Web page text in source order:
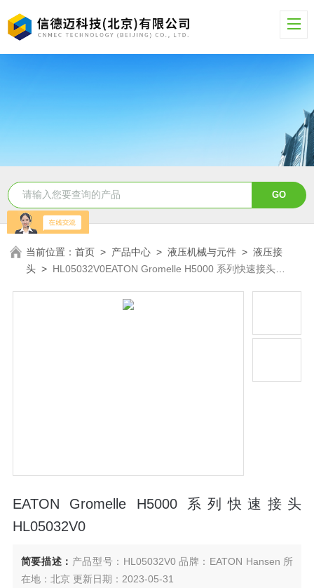
当前位置：首页 > 产品中心 >液压机械与元件 >液压接
头 > HL05032V0EATON Gromelle H5000 系列快速接头
EATON Gromelle H5000 系列快速接头
HL05032V0
简要描述： 产品型号：HL05032V0 品牌：EATON Hansen 所
在地：北京 更新日期：2023-05-31